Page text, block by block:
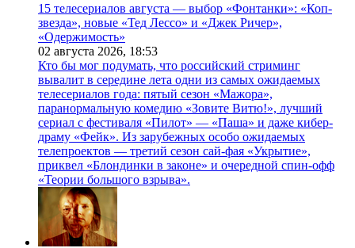
15 телесериалов августа — выбор «Фонтанки»: «Коп-
звезда», новые «Тед Лессо» и «Джек Ричер»,
«Одержимость»
02 августа 2026, 18:53
Кто бы мог подумать, что российский стриминг
вывалит в середине лета одни из самых ожидаемых
телесериалов года: пятый сезон «Мажора»,
паранормальную комедию «Зовите Витю!», лучший
сериал с фестиваля «Пилот» — «Паша» и даже кибер-
драму «Фейк». Из зарубежных особо ожидаемых
телепроектов — третий сезон сай-фая «Укрытие»,
приквел «Блондинки в законе» и очередной спин-офф
«Теории большого взрыва».